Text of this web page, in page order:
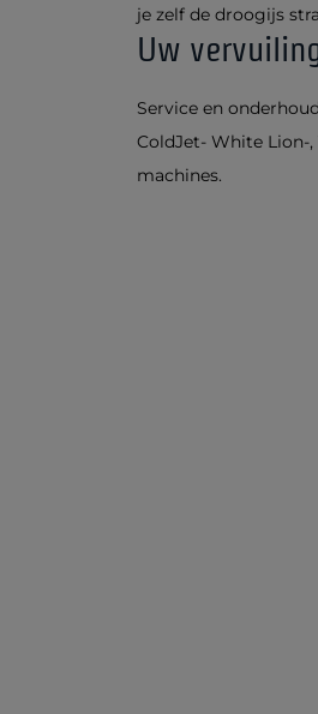
je zelf de droogijs
Uw
Service en
ColdJet- White Lion-
machines.